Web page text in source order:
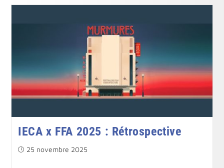
IECA x FFA 2025 : Rétrospective
Publication
25 novembre 2025